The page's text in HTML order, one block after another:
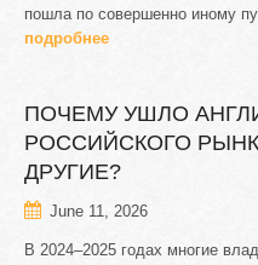
пошла по совершенно иному
подробнее
ПОЧЕМУ УШЛО
РОССИЙСКОГО
ДРУГИЕ?
June 11, 2026
В 2024–2025 годах многие